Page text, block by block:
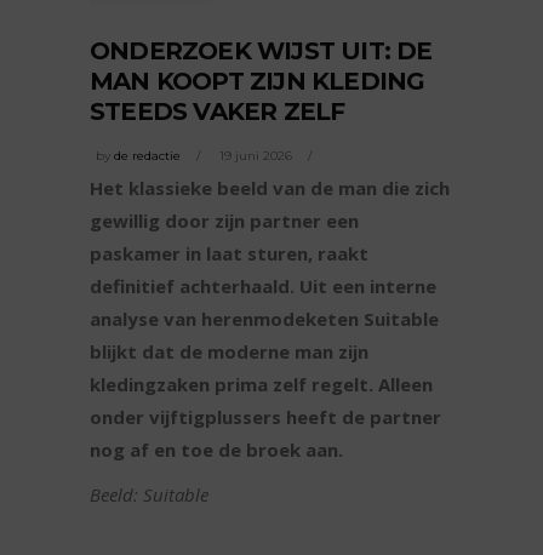
ONDERZOEK WIJST UIT: DE
MAN KOOPT ZIJN KLEDING
STEEDS VAKER ZELF
by de redactie 19 juni 2026
Het klassieke beeld van de man die zich
gewillig door zijn partner een
paskamer in laat sturen, raakt
definitief achterhaald. Uit een interne
analyse van herenmodeketen Suitable
blijkt dat de moderne man zijn
kledingzaken prima zelf regelt. Alleen
onder vijftigplussers heeft de partner
nog af en toe de broek aan.
Beeld: Suitable